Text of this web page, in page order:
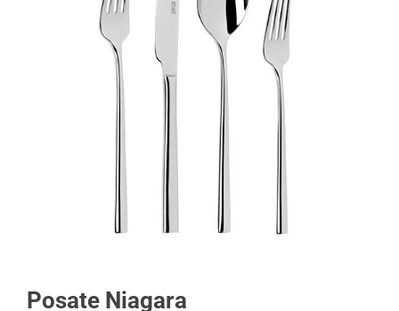
Posate Niagara